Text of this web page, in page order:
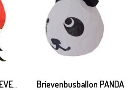
Brievenbusballon LIEVEHEERSBEESTJE Brievenbusballon PANDA